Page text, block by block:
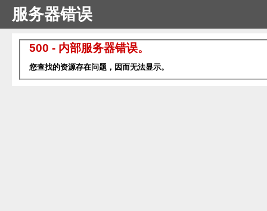
服务器错误
500 - 内部服务器错误。
您查找的资源存在问题，因而无法显示。